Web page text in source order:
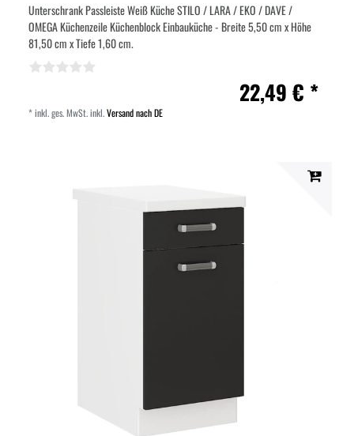
Unterschrank Passleiste Weiß Küche STILO / LARA / EKO / DAVE /
OMEGA Küchenzeile Küchenblock Einbauküche - Breite 5,50 cm x Höhe
81,50 cm x Tiefe 1,60 cm.
22,49 € *
*inkl. ges. MwSt.inkl.Versand nach DE